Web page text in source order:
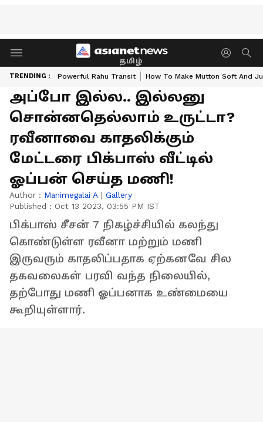
தமிழ்
TRENDING : Powerful Rahu Transit How To Make Mutton Soft And
அப்போ இல்ல.. இல்லனு
சொன்னதெல்லாம் உருட்டா?
ரவீனாவை காதலிக்கும்
மேட்டரை பிக்பாஸ் வீட்டில்
ஓப்பன் செய்த மணி!
Author : Manimegalai A | Gallery
Published : Oct 13 2023, 03:55 PM IST
பிக்பாஸ் சீசன் 7 நிகழ்ச்சியில் கலந்து
கொண்டுள்ள ரவீனா மற்றும் மணி
இருவரும் காதலிப்பதாக ஏற்கனவே சில
தகவலைகள் பரவி வந்த நிலையில்,
தற்போது மணி ஓப்பனாக உண்மையை
கூறியுள்ளார்.